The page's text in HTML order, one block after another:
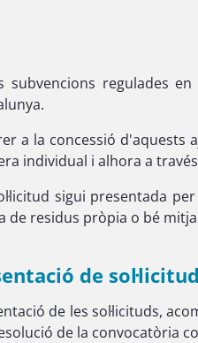
subvencions regulades
a la concessió d'aquests
individual i alhora a
sigui presentada
de residus pròpia o bé
de
de les sol·licituds,
de la convocatòria